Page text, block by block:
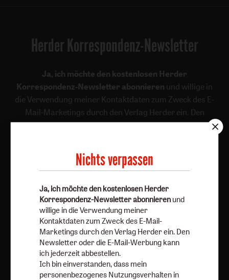
Herder Korrespondenz-Newsletter
Ja, ich möchte den kostenlosen Herder
Korrespondenz-Newsletter abonnieren und willige in
die Verwendung meiner Kontaktdaten zum Zweck des E-
Mail-Marketings durch den Verlag Herder ein. Den
Newsletter oder die E-Mail-Werbung kann ich jederzeit
Ich bin einverstanden, dass mein personenbezogenes
Nutzungsverhalten in Newsletter und E-Mail-Werbung
meine Interessen auszurichten. Über einen Link in
Newsletter oder E-Mail kann ich diese Funktion jederzeit
ausschalten.
Weiterführende Informationen finden Sie in unseren
Datenschutzhinweisen.
Nichts verpassen
Ja, ich möchte den kostenlosen Herder
Korrespondenz-Newsletter abonnieren und
willige in die Verwendung meiner
Kontaktdaten zum Zweck des E-Mail-
Marketings durch den Verlag Herder ein. Den
Newsletter oder die E-Mail-Werbung kann
ich jederzeit abbestellen.
Ich bin einverstanden, dass mein
personenbezogenes Nutzungsverhalten in